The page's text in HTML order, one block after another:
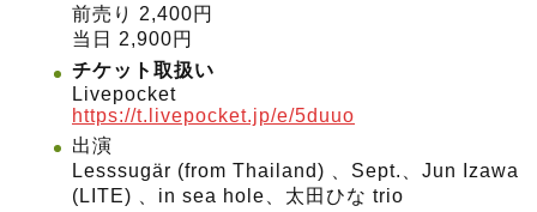
前売り 2,400円
当日 2,900円
チケット取扱い
Livepocket
https://t.livepocket.jp/e/5duuo
出演
Lesssugär (from Thailand) 、Sept.、Jun Izawa
(LITE) 、in sea hole、太田ひな trio